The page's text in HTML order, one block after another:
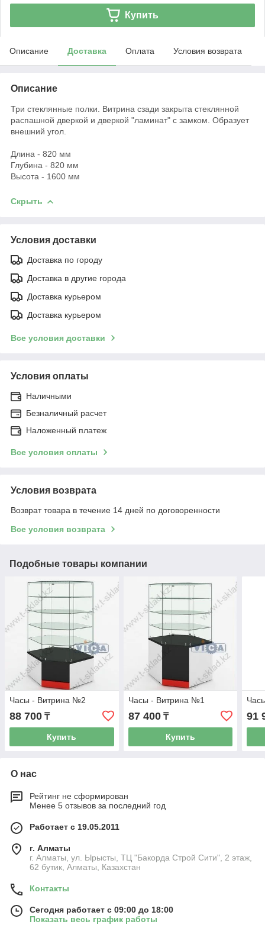
Купить
Описание Доставка Оплата Условия возврата
Описание
Три стеклянные полки. Витрина сзади закрыта стеклянной
распашной дверкой и дверкой "ламинат" с замком. Образует
внешний угол.
Длина - 820 мм
Глубина - 820 мм
Высота - 1600 мм
Скрыть
Условия доставки
Доставка по городу
Доставка в другие города
Доставка курьером
Доставка курьером
Все условия доставки
Условия оплаты
Наличными
Безналичный расчет
Наложенный платеж
Все условия оплаты
Условия возврата
Возврат товара в течение 14 дней по договоренности
Все условия возврата
Подобные товары компании
Часы - Витрина №2
88 700 ₸
Купить
Часы - Витрина №1
87 400₸
Купить
91
О нас
Рейтинг не сформирован
Менее 5 отзывов за последний год
Работает с 19.05.2011
г. Алматы
г. Алматы, ул. Ырысты, ТЦ "Бакорда Строй Сити", 2 этаж,
62 бутик, Алматы, Казахстан
Контакты
Сегодня работает с 09:00 до 18:00
Показать весь график работы